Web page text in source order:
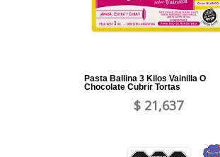
Pasta Ballina 3 Kilos Vainilla O
Chocolate Cubrir Tortas
$ 21,637